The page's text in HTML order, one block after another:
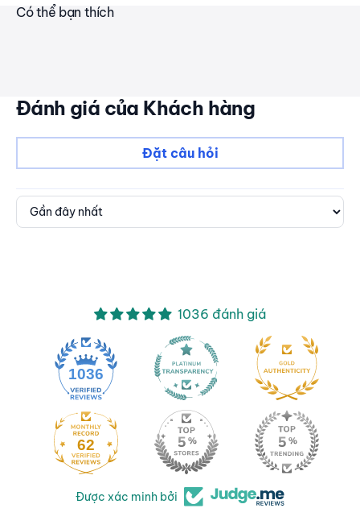
Có thể bạn thích
Đánh giá của Khách hàng
Đặt câu hỏi
Sort by
1036 đánh giá
1036
62
Được xác minh bởi